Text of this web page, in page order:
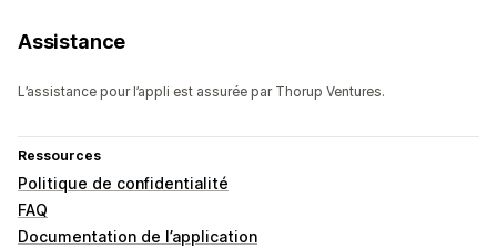
Assistance
L’assistance pour l’appli est assurée par Thorup Ventures.
Ressources
Politique de confidentialité
FAQ
Documentation de l’application